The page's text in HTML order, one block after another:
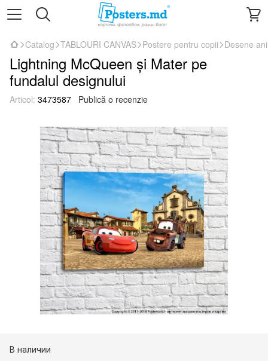
Catalog TABLOURI CANVAS Postere pentru copii Desene
Lightning McQueen și Mater pe
fundalul designului
Articol: 3473587 Publică o recenzie
В наличии